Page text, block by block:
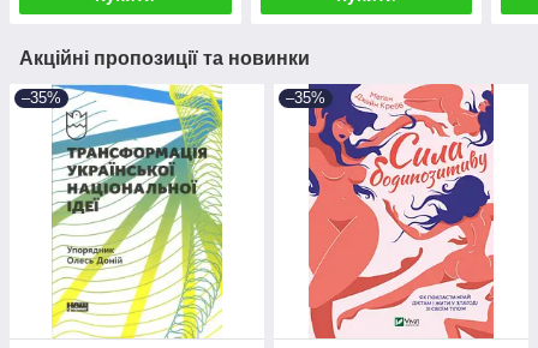
Акційні пропозиції та новинки
–35% –35%